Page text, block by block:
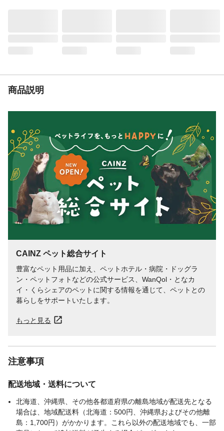
耐熱／耐冷温度
記入してください。さらに透明テープ等を
貼ると、文字のカスレ防止に効果的です。
使用上の注意
●猫以外には使用しないでください。●材質
によっては猫が引っかくと、縮んで猫の首
がしまる恐れがあります。たえず点検し、
猫に異常がある場合は直ちに使用を中止し
てください。●事故防止の為、適応サイズ以
外の猫には使用しないでください。
お手入れ・保管方法
●火気や水気のそば・直射日光・高温多湿の
場所をさけて保管してください。●幼児・子
生産国
中国
販売元
株式会社ペティオ
販売者
株式会社ペティオ
体重目安
5kgまで
商品説明
CAINZ ペット総合サイト
豊富なペット用品に加え、ペットホテル・病院・ドッグラ
ン・ペットフォトなどの公式サービス、WanQol・となカ
イ・くらシェアのペットに関する情報を通じて、ペットとの
暮らしをサポートいたします。
もっと見る
注意事項
配送地域・送料について
北海道、沖縄県、その他各都道府県の離島地域が配送先となる
場合は、地域配送料（北海道：500円、沖縄県およびその他離
島：1,700円）がかかります。これら以外の配送地域でも、一部